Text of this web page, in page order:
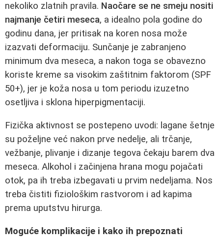
nekoliko zlatnih pravila. Naočare se ne smeju nositi
najmanje četiri meseca, a idealno pola godine do
godinu dana, jer pritisak na koren nosa može
izazvati deformaciju. Sunčanje je zabranjeno
minimum dva meseca, a nakon toga se obavezno
koriste kreme sa visokim zaštitnim faktorom (SPF
50+), jer je koža nosa u tom periodu izuzetno
osetljiva i sklona hiperpigmentaciji.
Fizička aktivnost se postepeno uvodi: lagane šetnje
su poželjne već nakon prve nedelje, ali trčanje,
vežbanje, plivanje i dizanje tegova čekaju barem dva
meseca. Alkohol i začinjena hrana mogu pojačati
otok, pa ih treba izbegavati u prvim nedeljama. Nos
treba čistiti fiziološkim rastvorom i ad kapima
prema uputstvu hirurga.
Moguće komplikacije i kako ih prepoznati